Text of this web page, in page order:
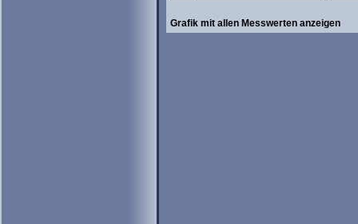
Grafik mit allen Messwerten anzeigen